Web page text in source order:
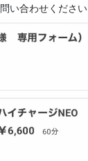
問い合わせください